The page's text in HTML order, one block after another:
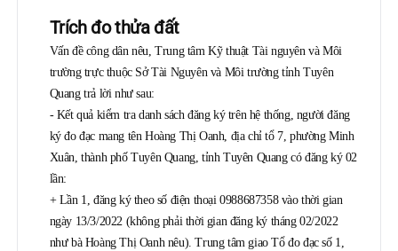
Trích đo thửa đất
Vấn đề công dân nêu, Trung tâm Kỹ thuật Tài nguyên và Môi
trường trực thuộc Sở Tài Nguyên và Môi trường tỉnh Tuyên
Quang trả lời như sau:
- Kết quả kiểm tra danh sách đăng ký trên hệ thống, người đăng
ký đo đạc mang tên Hoàng Thị Oanh, địa chỉ tổ 7, phường Minh
Xuân, thành phố Tuyên Quang, tỉnh Tuyên Quang có đăng ký 02
lần:
+ Lần 1, đăng ký theo số điện thoại 0988687358 vào thời gian
ngày 13/3/2022 (không phải thời gian đăng ký tháng 02/2022
như bà Hoàng Thị Oanh nêu). Trung tâm giao Tổ đo đạc số 1,